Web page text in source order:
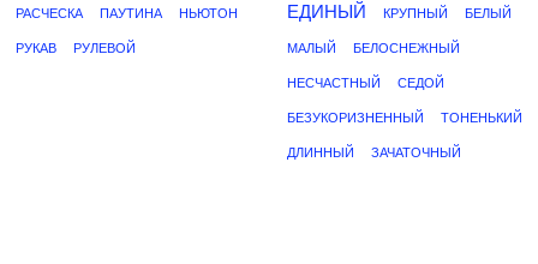
РАСЧЕСКА ПАУТИНА НЬЮТОН
РУКАВ РУЛЕВОЙ
ЕДИНЫЙ КРУПНЫЙ БЕЛЫЙ
МАЛЫЙ БЕЛОСНЕЖНЫЙ
НЕСЧАСТНЫЙ СЕДОЙ
БЕЗУКОРИЗНЕННЫЙ ТОНЕНЬКИЙ
ДЛИННЫЙ ЗАЧАТОЧНЫЙ